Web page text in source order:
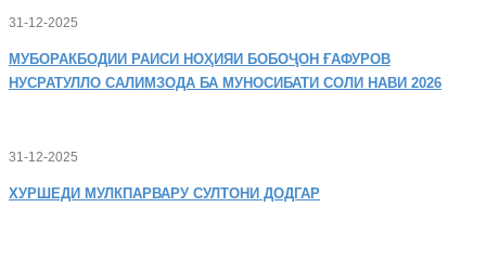
31-12-2025
МУБОРАКБОДИИ РАИСИ НОҲИЯИ БОБОҶОН ҒАФУРОВ
НУСРАТУЛЛО САЛИМЗОДА БА МУНОСИБАТИ СОЛИ НАВИ 2026
31-12-2025
ХУРШЕДИ МУЛКПАРВАРУ СУЛТОНИ ДОДГАР